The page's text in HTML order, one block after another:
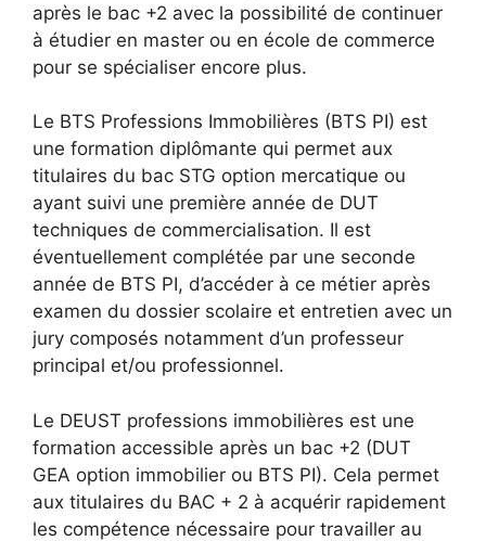
après le bac +2 avec la possibilité de continuer
à étudier en master ou en école de commerce
pour se spécialiser encore plus.
Le BTS Professions Immobilières (BTS PI) est
une formation diplômante qui permet aux
titulaires du bac STG option mercatique ou
ayant suivi une première année de DUT
techniques de commercialisation. Il est
éventuellement complétée par une seconde
année de BTS PI, d’accéder à ce métier après
examen du dossier scolaire et entretien avec un
jury composés notamment d’un professeur
principal et/ou professionnel.
Le DEUST professions immobilières est une
formation accessible après un bac +2 (DUT
GEA option immobilier ou BTS PI). Cela permet
aux titulaires du BAC + 2 à acquérir rapidement
les compétence nécessaire pour travailler au